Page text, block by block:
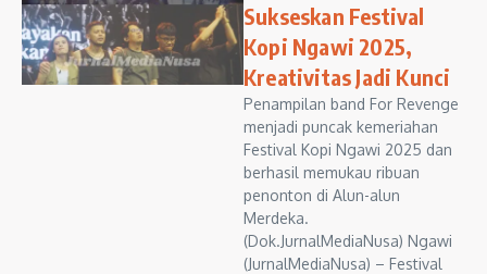
Sukseskan Festival
Kopi Ngawi 2025,
Kreativitas Jadi Kunci
Penampilan band For Revenge
menjadi puncak kemeriahan
Festival Kopi Ngawi 2025 dan
berhasil memukau ribuan
penonton di Alun-alun
Merdeka.
(Dok.JurnalMediaNusa) Ngawi
(JurnalMediaNusa) – Festival